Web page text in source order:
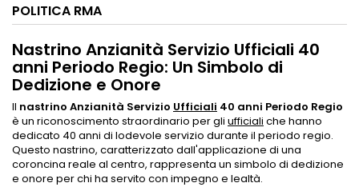
POLITICA RMA
Nastrino Anzianità Servizio Ufficiali 40
anni Periodo Regio: Un Simbolo di
Dedizione e Onore
Il nastrino Anzianità Servizio Ufficiali 40 anni Periodo Regio
è un riconoscimento straordinario per gli ufficiali che hanno
dedicato 40 anni di lodevole servizio durante il periodo regio.
Questo nastrino, caratterizzato dall'applicazione di una
coroncina reale al centro, rappresenta un simbolo di dedizione
e onore per chi ha servito con impegno e lealtà.